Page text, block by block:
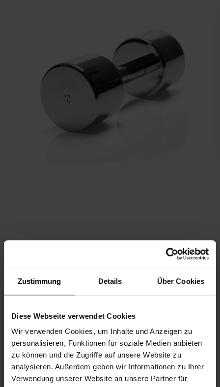
Zustimmung Details Über Cookies
Diese Webseite verwendet Cookies
Wir verwenden Cookies, um Inhalte und Anzeigen zu
personalisieren, Funktionen für soziale Medien anbieten
zu können und die Zugriffe auf unsere Website zu
analysieren. Außerdem geben wir Informationen zu Ihrer
Verwendung unserer Website an unsere Partner für